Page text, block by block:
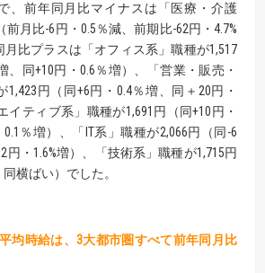
、前年同月比マイナスは「医療・介護
前月比-6円・0.5％減、前期比-62円・4.7%
比プラスは「オフィス系」職種が1,517
、同+10円・0.6％増）、「営業・販売・
円（同+6円・0.4％増、同＋20円・
イティブ系」職種が1,691円（同+10円・
％増）、「IT系」職種が2,066円（同-6
円・1.6%増）、「技術系」職種が1,715円
同横ばい）でした。
均時給は、3大都市圏すべて前年同月比